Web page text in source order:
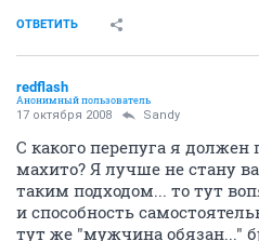
ОТВЕТИТЬ
redflash
Анонимный пользователь
17 октября 2008 Sandy
С какого перепуга я
махито? Я лучше не стану
таким подходом... то тут
и способность
тут же "мужчина обязан..."